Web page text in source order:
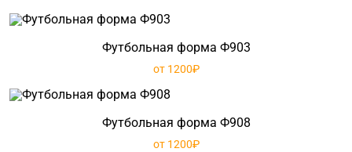
Футбольная форма Ф903
от 1200₽
Футбольная форма Ф908
от 1200₽